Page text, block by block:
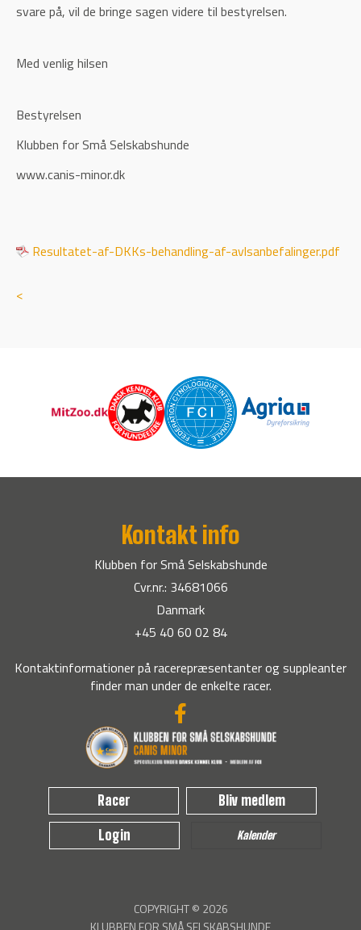
svare på, vil de bringe sagen videre til bestyrelsen.
Med venlig hilsen
Bestyrelsen
Klubben for Små Selskabshunde
www.canis-minor.dk
Resultatet-af-DKKs-behandling-af-avlsanbefalinger.pdf
<
Kontakt info
Klubben for Små Selskabshunde
Cvr.nr.: 34681066
Danmark
+45 40 60 02 84
Kontaktinformationer på racerepræsentanter og suppleanter
finder man under de enkelte racer.
Racer Bliv medlem
Login Kalender
COPYRIGHT © 2026
KLUBBEN FOR SMÅ SELSKABSHUNDE